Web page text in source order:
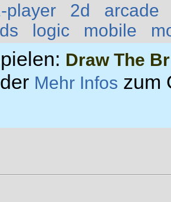
player 2d
arcade
logic mobile
Draw The
Mehr Infos zum